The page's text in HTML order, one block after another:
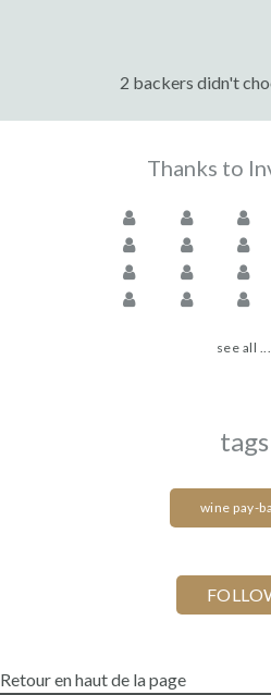
2 backers didn't
Thanks to
see all ...
tags
wine pay-
Retour en haut de la page